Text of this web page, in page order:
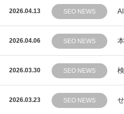
2026.04.13 SEO NEWS
2026.04.06 SEO NEWS
2026.03.30 SEO NEWS
2026.03.23 SEO NEWS